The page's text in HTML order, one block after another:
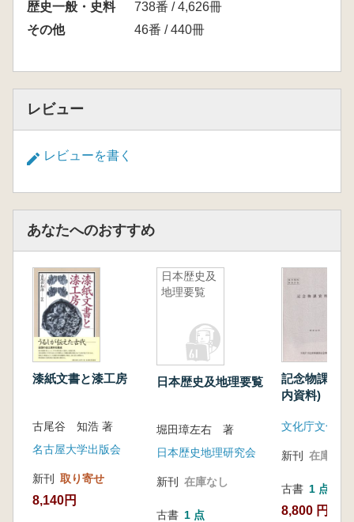
歴史一般・史料
738番 / 4,626冊
その他
46番 / 440冊
レビュー
レビューを書く
あなたへのおすすめ
漆紙文書と漆工房
古尾谷 知浩 著
名古屋大学出版会
新刊 取り寄せ
8,140円
日本歴史及
地理要覧
日本歴史及地理要覧
堀田璋左右 著
日本歴史地理研究会
新刊 在庫なし
古書 1 点
記念物課資
内資料) 昭
新刊 在庫なし
古書 1 点
8,800 円